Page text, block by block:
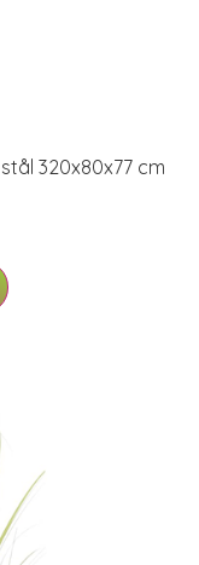
320x80x77 cm